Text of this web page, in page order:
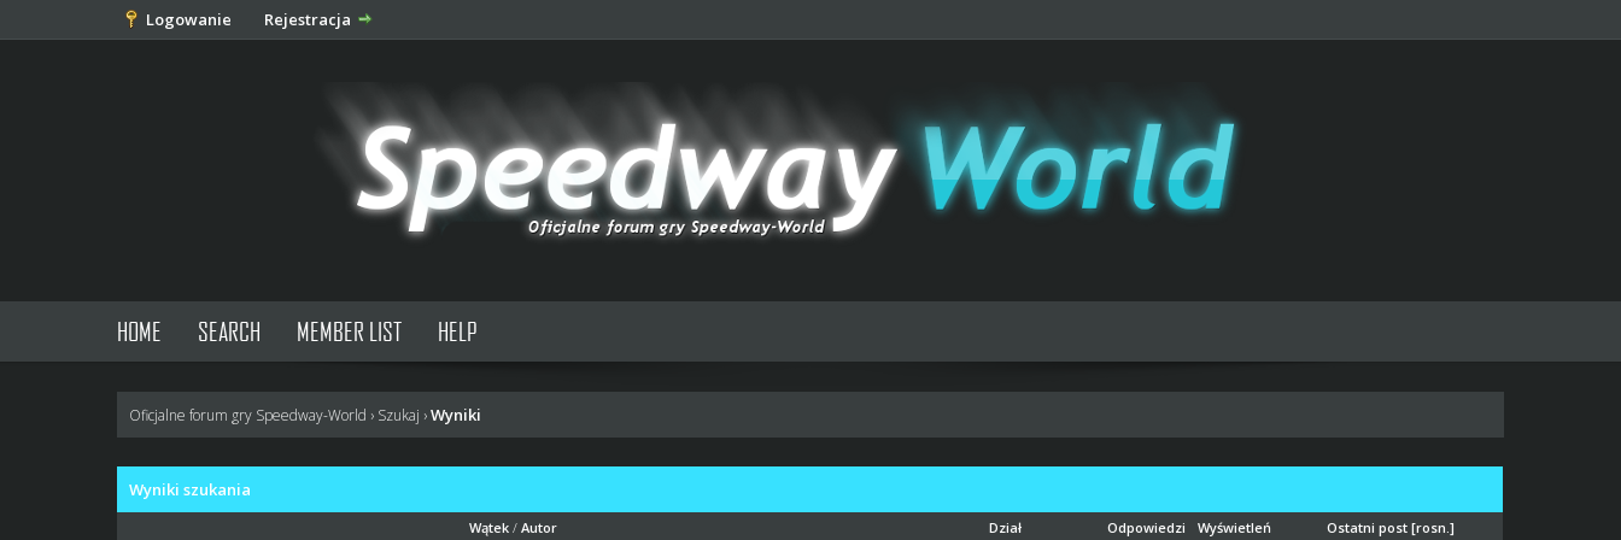
Logowanie Rejestracja
HOME SEARCH MEMBER LIST HELP
Oficjalne forum gry Speedway-World › Szukaj ›Wyniki
Wyniki szukania
Wątek / Autor Dział Odpowiedzi Wyświetleń Ostatni post [rosn.]